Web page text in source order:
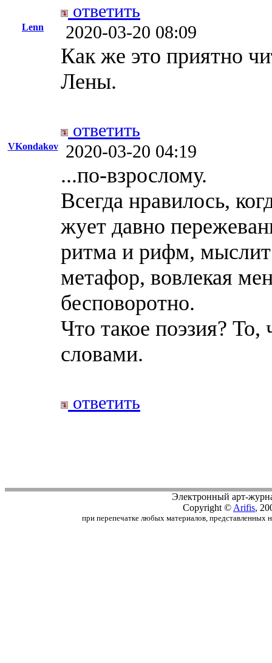
ответить
Lenn 2020-03-20 08:09
Как же это приятно
Лены.
ответить
VKondakov 2020-03-20 04:19
...по-взрослому.
Всегда нравилось,
жует давно
ритма и рифм, мыслит
метафор, вовлекая
бесповоротно.
Что такое поэзия? То,
словами.
ответить
Электронный арт-
Copyright © Arifis,
при перепечатке любых материалов, представленных